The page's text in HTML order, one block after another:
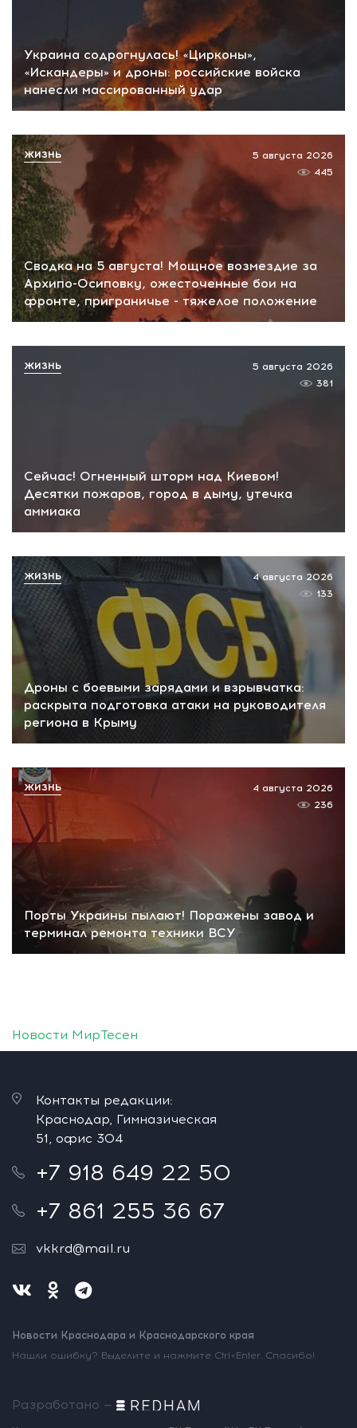
Украина содрогнулась! «Цирконы»,
«Искандеры» и дроны: российские войска
нанесли массированный удар
Сводка на 5 августа! Мощное возмездие за
Архипо-Осиповку, ожесточенные бои на
фронте, приграничье - тяжелое положение
5 августа 2026
445
ЖИЗНЬ
Сейчас! Огненный шторм над Киевом!
Десятки пожаров, город в дыму, утечка
аммиака
5 августа 2026
381
ЖИЗНЬ
Дроны с боевыми зарядами и взрывчатка:
раскрыта подготовка атаки на руководителя
региона в Крыму
4 августа 2026
133
ЖИЗНЬ
Порты Украины пылают! Поражены завод и
терминал ремонта техники ВСУ
4 августа 2026
236
ЖИЗНЬ
Новости МирТесен
Контакты редакции:
Краснодар, Гимназическая
51, офис 304
+7 918 649 22 50
+7 861 255 36 67
vkkrd@mail.ru
Новости Краснодара и Краснодарского края
Нашли ошибку? Выделите и нажмите Ctrl+Enter. Спасибо!
Разработано —